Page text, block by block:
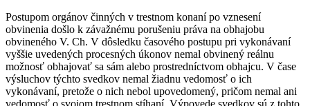
Postupom orgánov činných v trestnom konaní po vznesení
obvinenia došlo k závažnému porušeniu práva na obhajobu
obvineného V. Ch. V dôsledku časového postupu pri vykonávaní
vyššie uvedených procesných úkonov nemal obvinený reálnu
možnosť obhajovať sa sám alebo prostredníctvom obhajcu. V čase
výsluchov týchto svedkov nemal žiadnu vedomosť o ich
vykonávaní, pretože o nich nebol upovedomený, pričom nemal ani
vedomosť o svojom trestnom stíhaní. Výpovede svedkov sú z tohto